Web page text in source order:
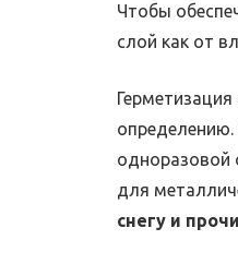
Чтобы
слой как от
определению.
одноразовой
для
снегу и